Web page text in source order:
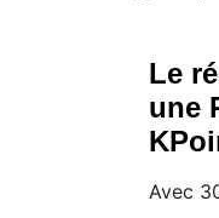
Le
une
Avec